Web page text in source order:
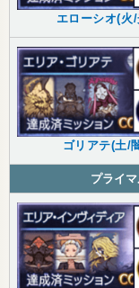
エローシオ(火
ゴリアテ(土/
プライ